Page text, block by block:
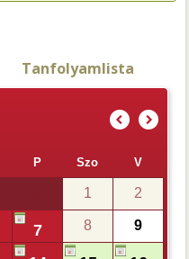
Tanfolyamlista
)
(
P Szo V
1 2
7 8 9